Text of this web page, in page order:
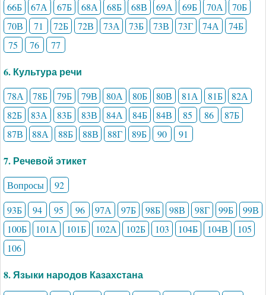
66Б
67А 67Б 68А 68Б 68В 69А 69Б 70А
70Б
70В
71 72Б 72В 73А 73Б 73В 73Г 74А
74Б
75
76 77
6. Культура речи
78А 78Б 79Б 79В 80А 80Б 80В 81А 81Б
82А
82Б
83А 83Б 83В 84А 84Б 84В 85 86
87Б
87В
88А 88Б 88В 88Г 89Б 90 91
7. Речевой этикет
Вопросы
92
93Б
94 95 96 97А 97Б 98Б 98В 98Г 99Б
99В
100Б
101А 101Б 102А 102Б 103 104Б 104В
105
106
8. Языки народов Казахстана